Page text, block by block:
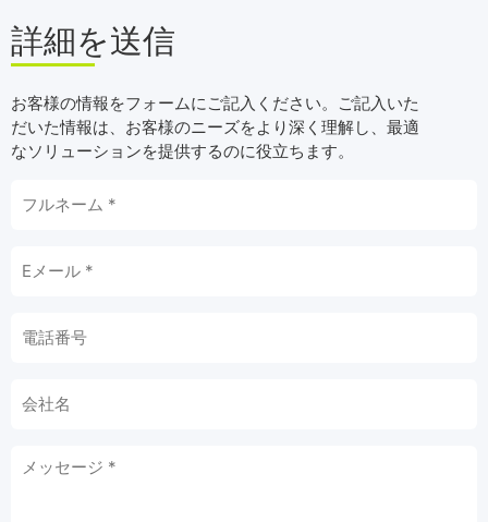
詳細を送信
お客様の情報をフォームにご記入ください。ご記入いた
だいた情報は、お客様のニーズをより深く理解し、最適
なソリューションを提供するのに役立ちます。